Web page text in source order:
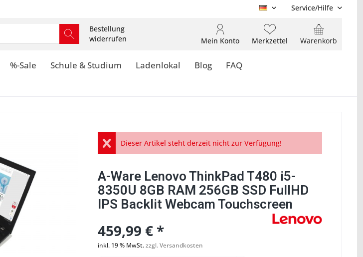
DE Service/Hilfe
Bestellung
widerrufen
Warenkorb
Merkzettel
Mein Konto
%-Sale Schule & Studium Ladenlokal Blog FAQ
Dieser Artikel steht derzeit nicht zur Verfügung!
A-Ware Lenovo ThinkPad T480 i5-
8350U 8GB RAM 256GB SSD FullHD
IPS Backlit Webcam Touchscreen
459,99 € *
inkl. 19 % MwSt.zzgl. Versandkosten